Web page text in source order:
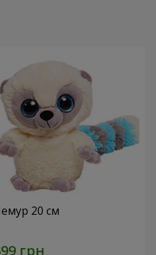
20 см